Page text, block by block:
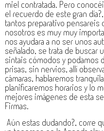
miel contratada. Pero
el recuerdo de este gran
tantos preparativo pensareis
nosotros es muy muy
nos ayudara a no ser unos
señalado, se trata de buscar
sintais cómodos y podamos
prisas, sin nervios, allí
cámaras, hablaremos
planificaremos horarios y lo
mejores imágenes de esta
Firmas.
Aún estas dudando?, corre